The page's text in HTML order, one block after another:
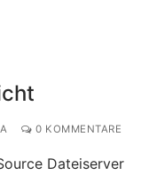
0 KOMMENTARE
Dateiserver